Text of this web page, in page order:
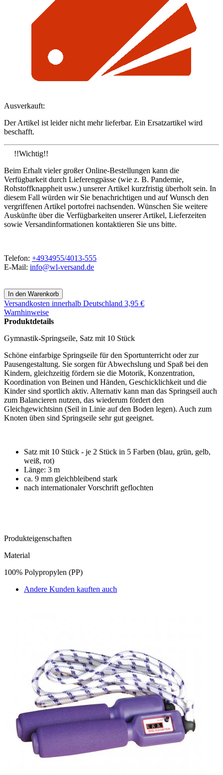
Ausverkauft:
Der Artikel ist leider nicht mehr lieferbar. Ein Ersatzartikel wird
beschafft.
!!Wichtig!!
Beim Erhalt vieler großer Online-Bestellungen kann die
Verfügbarkeit durch Lieferengpässe (wie z. B. Pandemie,
Rohstoffknappheit usw.) unserer Artikel kurzfristig überholt sein. In
diesem Fall würden wir Sie benachrichtigen und auf Wunsch den
vergriffenen Artikel portofrei nachsenden. Wünschen Sie weitere
Auskünfte über die Verfügbarkeiten unserer Artikel, Lieferzeiten
sowie Versandinformationen kontaktieren Sie uns bitte.
Telefon: +4934955/4013-555
E-Mail: info@wl-versand.de
Versandkosten innerhalb Deutschland 3,95 €
Warnhinweise
Produktdetails
Gymnastik-Springseile, Satz mit 10 Stück
Schöne einfarbige Springseile für den Sportunterricht oder zur
Pausengestaltung. Sie sorgen für Abwechslung und Spaß bei den
Kindern, gleichzeitig fördern sie die Motorik, Konzentration,
Koordination von Beinen und Händen, Geschicklichkeit und die
Kinder sind sportlich aktiv. Alternativ kann man das Springseil auch
zum Balancieren nutzen, das wiederum fördert den
Gleichgewichtsinn (Seil in Linie auf den Boden legen). Auch zum
Knoten üben sind Springseile sehr gut geeignet.
Satz mit 10 Stück - je 2 Stück in 5 Farben (blau, grün, gelb,
weiß, rot)
Länge: 3 m
ca. 9 mm gleichbleibend stark
nach internationaler Vorschrift geflochten
Produkteigenschaften
Material
100% Polypropylen (PP)
Andere Kunden kauften auch